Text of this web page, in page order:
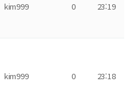
kim999 0 23:19
kim999 0 23:18